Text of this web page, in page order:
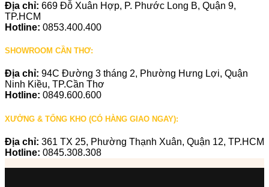
Địa chỉ: 669 Đỗ Xuân Hợp, P. Phước Long B, Quận 9,
TP.HCM
Hotline: 0853.400.400
SHOWROOM CẦN THƠ:
Địa chỉ: 94C Đường 3 tháng 2, Phường Hưng Lợi, Quận
Ninh Kiều, TP.Cần Thơ
Hotline: 0849.600.600
XƯỞNG & TỔNG KHO (CÓ HÀNG GIAO NGAY):
Địa chỉ: 361 TX 25, Phường Thạnh Xuân, Quận 12, TP.HCM
Hotline: 0845.308.308